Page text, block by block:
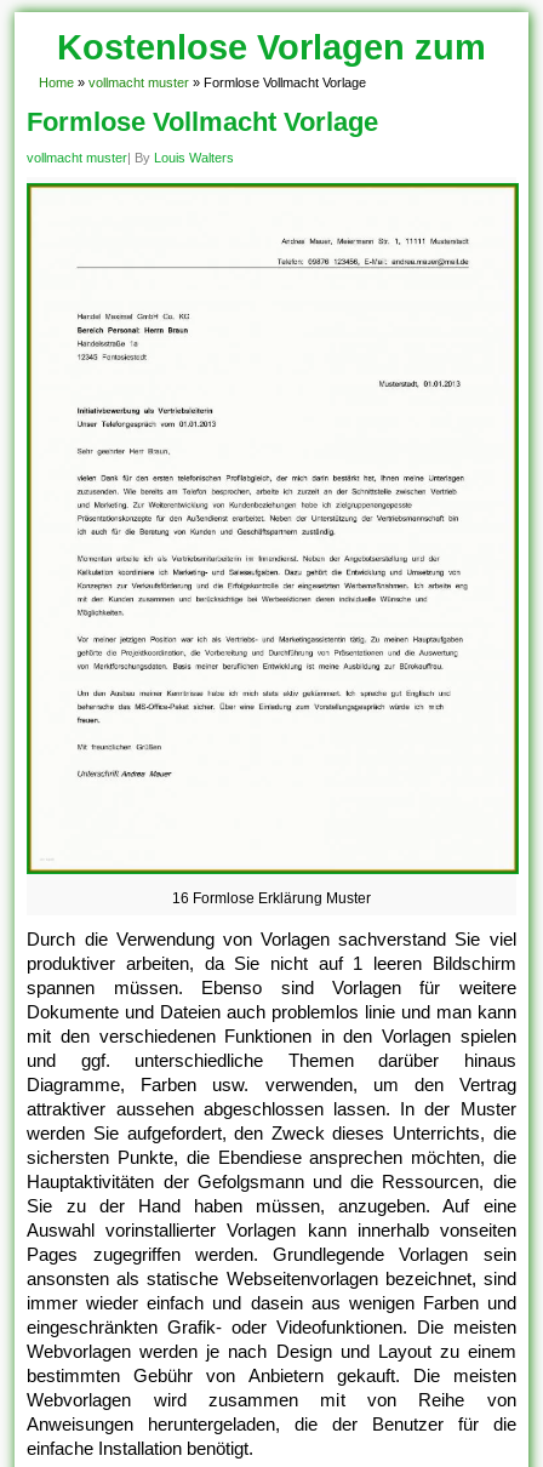
Kostenlose Vorlagen zum
Download!
Home » vollmacht muster » Formlose Vollmacht Vorlage
Formlose Vollmacht Vorlage
vollmacht muster| By Louis Walters
16 Formlose Erklärung Muster
Durch die Verwendung von Vorlagen sachverstand Sie viel
produktiver arbeiten, da Sie nicht auf 1 leeren Bildschirm
spannen müssen. Ebenso sind Vorlagen für weitere
Dokumente und Dateien auch problemlos linie und man kann
mit den verschiedenen Funktionen in den Vorlagen spielen
und ggf. unterschiedliche Themen darüber hinaus
Diagramme, Farben usw. verwenden, um den Vertrag
attraktiver aussehen abgeschlossen lassen. In der Muster
werden Sie aufgefordert, den Zweck dieses Unterrichts, die
sichersten Punkte, die Ebendiese ansprechen möchten, die
Hauptaktivitäten der Gefolgsmann und die Ressourcen, die
Sie zu der Hand haben müssen, anzugeben. Auf eine
Auswahl vorinstallierter Vorlagen kann innerhalb vonseiten
Pages zugegriffen werden. Grundlegende Vorlagen sein
ansonsten als statische Webseitenvorlagen bezeichnet, sind
immer wieder einfach und dasein aus wenigen Farben und
eingeschränkten Grafik- oder Videofunktionen. Die meisten
Webvorlagen werden je nach Design und Layout zu einem
bestimmten Gebühr von Anbietern gekauft. Die meisten
Webvorlagen wird zusammen mit von Reihe von
Anweisungen heruntergeladen, die der Benutzer für die
einfache Installation benötigt.